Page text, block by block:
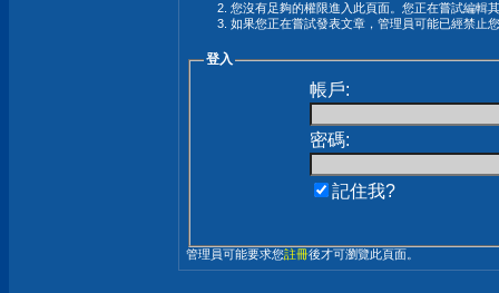
您沒有足夠的權限進入此頁面。您正在嘗試編輯
如果您正在嘗試發表文章，管理員可能已經禁止
登入
帳戶:
密碼:
記住我?
管理員可能要求您註冊後才可瀏覽此頁面。